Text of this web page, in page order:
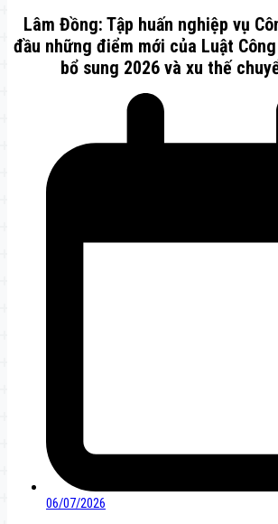
Lâm Đồng: Tập huấn nghiệp vụ
đầu những điểm mới của Luật
bổ sung 2026 và xu thế
06/07/2026